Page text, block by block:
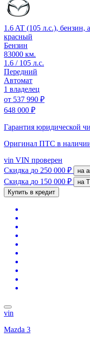
1.6 AT (105 л.с.), бензин,
красный
Бензин
83000 км.
1.6 / 105 л.с.
Передний
Автомат
1 владелец
от 537 990 ₽
648 000 ₽
Гарантия юридической
Оригинал ПТС в
vin VIN проверен
Скидка до 250 000 ₽
Скидка до 150 000 ₽
Купить в кредит
vin
Mazda 3